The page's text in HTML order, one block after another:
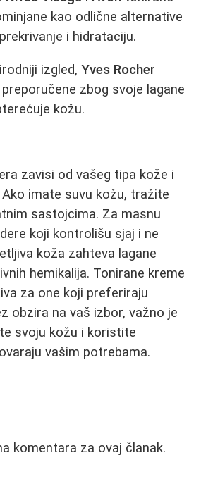
kao odlične alternative
i hidrataciju.
izgled, Yves Rocher
zbog svoje lagane
kožu.
zavisi od vašeg tipa kože i
imate suvu kožu, tražite
sastojcima. Za masnu
koji kontrolišu sjaj i ne
koža zahteva lagane
hemikalija. Tonirane kreme
za one koji preferiraju
obzira na vaš izbor, važno je
svoju kožu i koristite
vašim potrebama.
komentara za ovaj članak.